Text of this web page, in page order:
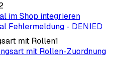
im Shop integrieren
Fehlermeldung - DENIED
mit Rollen1
mit Rollen-Zuordnung